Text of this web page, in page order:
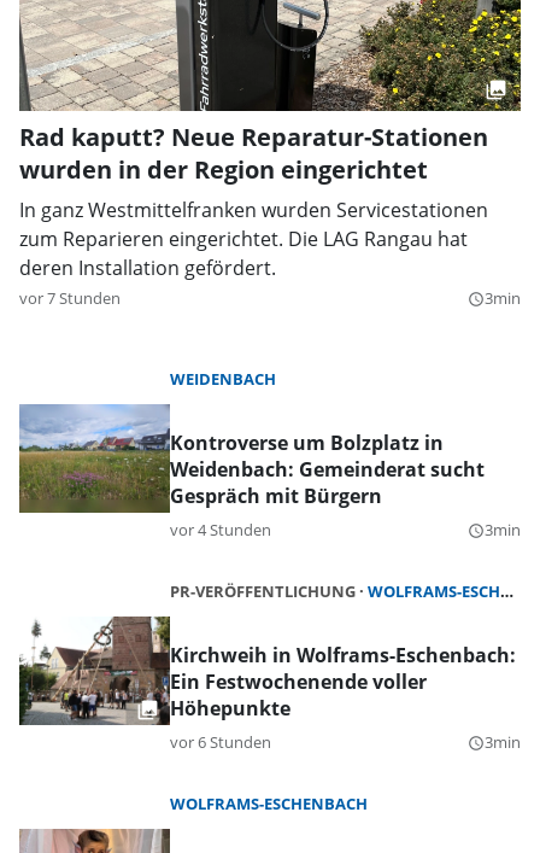
Rad kaputt? Neue Reparatur-Stationen
wurden in der Region eingerichtet
In ganz Westmittelfranken wurden Servicestationen
zum Reparieren eingerichtet. Die LAG Rangau hat
deren Installation gefördert.
vor 7 Stunden query_builder3min
WEIDENBACH
Kontroverse um Bolzplatz in
Weidenbach: Gemeinderat sucht
Gespräch mit Bürgern
vor 4 Stunden query_builder3min
PR-VERÖFFENTLICHUNG WOLFRAMS-ESCHENBACH
Kirchweih in Wolframs-Eschenbach:
Ein Festwochenende voller
Höhepunkte
vor 6 Stunden query_builder3min
WOLFRAMS-ESCHENBACH